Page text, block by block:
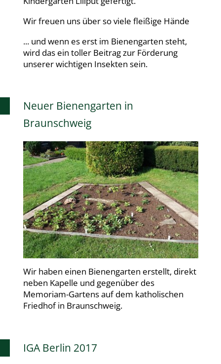
Wir freuen uns über so viele fleißige Hände
... und wenn es erst im Bienengarten steht,
wird das ein toller Beitrag zur Förderung
unserer wichtigen Insekten sein.
Neuer Bienengarten in
Braunschweig
Wir haben einen Bienengarten erstellt, direkt
neben Kapelle und gegenüber des
Memoriam-Gartens auf dem katholischen
Friedhof in Braunschweig.
IGA Berlin 2017